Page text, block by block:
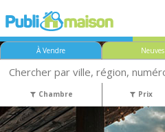
À Vendre Neuves
Chambre Prix